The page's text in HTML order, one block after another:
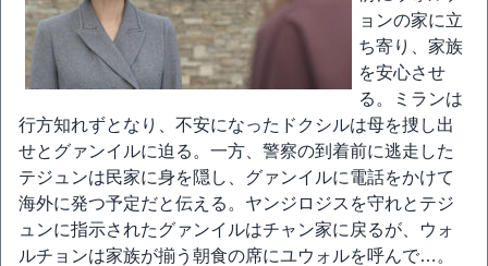
ョンの家に立
ち寄り、家族
を安心させ
る。ミランは
行方知れずとなり、不安になったドクシルは母を捜し出
せとグァンイルに迫る。一方、警察の到着前に逃走した
テジュンは民家に身を隠し、グァンイルに電話をかけて
海外に発つ予定だと伝える。ヤンジロジスを守れとテジ
ュンに指示されたグァンイルはチャン家に戻るが、ウォ
ルチョンは家族が揃う朝食の席にユウォルを呼んで…。